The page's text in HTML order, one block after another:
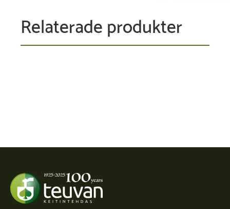
Relaterade produkter